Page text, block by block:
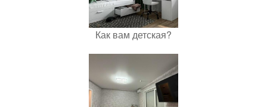
Как вам детская?